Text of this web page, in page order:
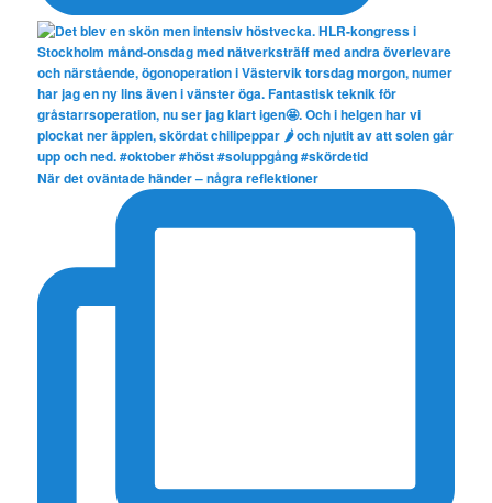
När det oväntade händer – några reflektioner